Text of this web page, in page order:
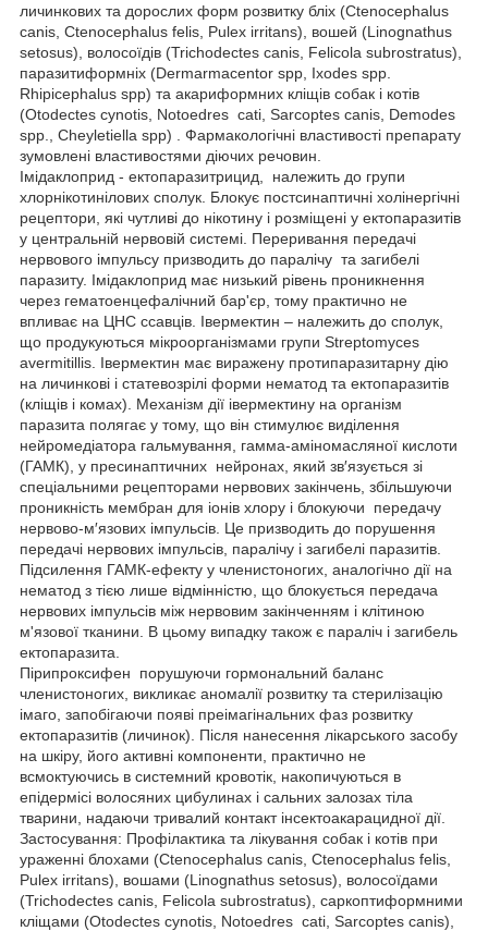
личинкових та дорослих форм розвитку бліх (Ctenocephalus
canis, Ctenocephalus felis, Pulex irritans), вошей (Linognathus
setosus), волосоїдів (Trichodectes canis, Felicola subrostratus),
паразитиформніх (Dermarmacentor spp, Ixodes spp.
Rhipicephalus spp) та акариформних кліщів собак і котів
(Оtodectes cynotis, Notoedres cati, Sarcoptes canis, Demodes
spp., Cheyletiella spp) . Фармакологічні властивості препарату
зумовлені властивостями діючих речовин.
Імідаклоприд - ектопаразитрицид, належить до групи
хлорнікотинілових сполук. Блокує постсинаптичні холінергічні
рецептори, які чутливі до нікотину і розміщені у ектопаразитів
у центральній нервовій системі. Переривання передачі
нервового імпульсу призводить до паралічу та загибелі
паразиту. Імідаклоприд має низький рівень проникнення
через гематоенцефалічний бар'єр, тому практично не
впливає на ЦНС ссавців. Івермектин – належить до сполук,
що продукуються мікроорганізмами групи Streptomyces
аvermitillis. Івермектин має виражену протипаразитарну дію
на личинкові і статевозрілі форми нематод та ектопаразитів
(кліщів і комах). Механізм дії івермектину на організм
паразита полягає у тому, що він стимулює виділення
нейромедіатора гальмування, гамма-аміномасляної кислоти
(ГАМК), у пресинаптичних нейронах, який зв′язується зі
спеціальними рецепторами нервових закінчень, збільшуючи
проникність мембран для іонів хлору і блокуючи передачу
нервово-м′язових імпульсів. Це призводить до порушення
передачі нервових імпульсів, паралічу і загибелі паразитів.
Підсилення ГАМК-ефекту у членистоногих, аналогічно дії на
нематод з тією лише відмінністю, що блокується передача
нервових імпульсів між нервовим закінченням і клітиною
м'язової тканини. В цьому випадку також є параліч і загибель
ектопаразита.
Пірипроксифен порушуючи гормональний баланс
членистоногих, викликає аномалії розвитку та стерилізацію
імаго, запобігаючи появі преімагінальних фаз розвитку
ектопаразитів (личинок). Після нанесення лікарського засобу
на шкіру, його активні компоненти, практично не
всмоктуючись в системний кровотік, накопичуються в
епідермісі волосяних цибулинах і сальних залозах тіла
тварини, надаючи тривалий контакт інсектоакарацидної дії.
Застосування: Профілактика та лікування собак і котів при
ураженні блохами (Ctenocephalus canis, Ctenocephalus felis,
Pulex irritans), вошами (Linognathus setosus), волосоїдами
(Trichodectes canis, Felicola subrostratus), саркоптиформними
кліщами (Оtodectes cynotis, Notoedres cati, Sarcoptes canis),